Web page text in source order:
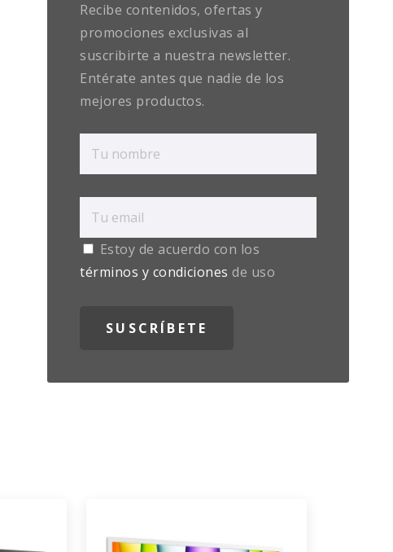
Recibe contenidos, ofertas y
promociones exclusivas al
suscribirte a nuestra newsletter.
Entérate antes que nadie de los
mejores productos.
Estoy de acuerdo con los
términos y condiciones de uso